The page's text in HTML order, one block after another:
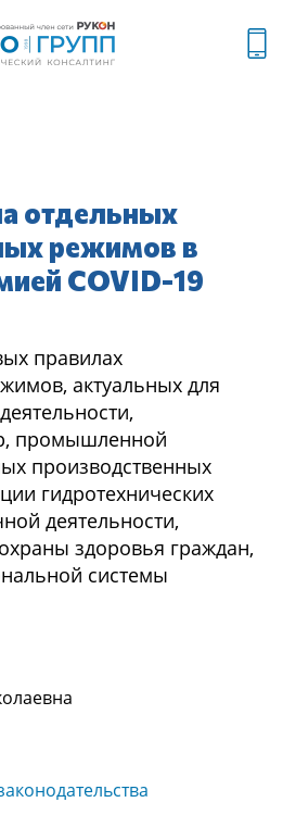
отдельных
режимов в
COVID-19
правилах
актуальных для
промышленной
производственных
гидротехнических
деятельности,
здоровья граждан,
системы